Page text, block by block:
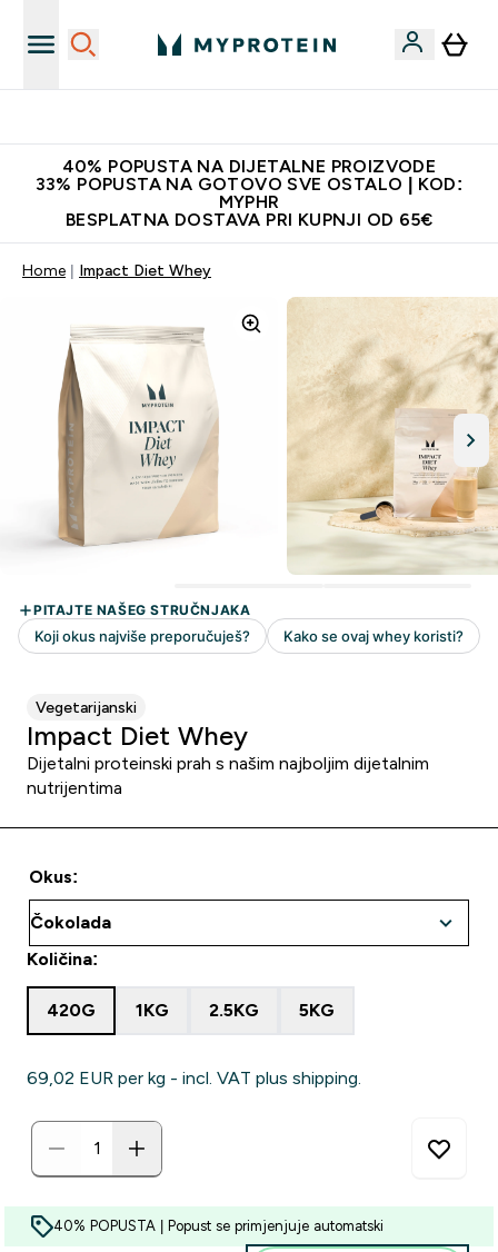
40% POPUSTA NA DIJETALNE PROIZVODE
33% POPUSTA NA GOTOVO SVE OSTALO | KOD:
MYPHR
BESPLATNA DOSTAVA PRI KUPNJI OD 65€
Home Impact Diet Whey
Vegetarijanski
Impact Diet Whey
Dijetalni proteinski prah s našim najboljim dijetalnim
nutrijentima
Okus:
Količina:
420G 1KG 2.5KG 5KG
69,02 EUR‎ per kg - incl. VAT plus shipping.
40% POPUSTA | Popust se primjenjuje automatski